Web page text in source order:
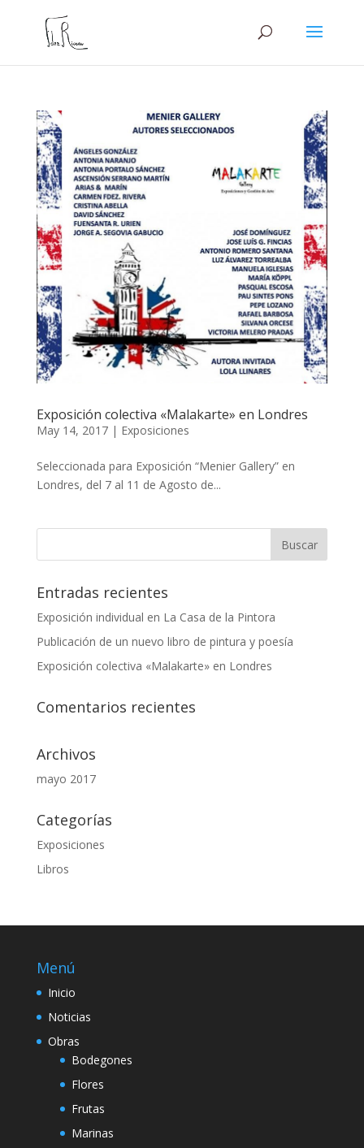
Exposición colectiva «Malakarte» en Londres
May 14, 2017| Exposiciones
Seleccionada para Exposición “Menier Gallery” en
Londres, del 7 al 11 de Agosto de...
Entradas recientes
Exposición individual en La Casa de la Pintora
Publicación de un nuevo libro de pintura y poesía
Exposición colectiva «Malakarte» en Londres
Comentarios recientes
Archivos
mayo 2017
Categorías
Exposiciones
Libros
Menú
Inicio
Noticias
Obras
Bodegones
Flores
Frutas
Marinas